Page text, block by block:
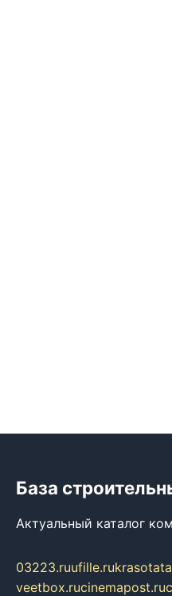
База
Актуальный каталог
03223.ruufille.ru
veetbox.rucinemapost.ru